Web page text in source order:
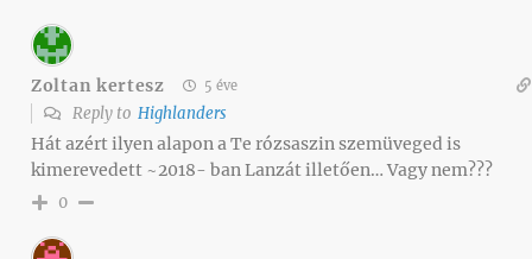
Zoltan kertesz 5 éve
Reply to Highlanders
Hát azért ilyen alapon a Te rózsaszin szemüveged is
kimerevedett ~2018- ban Lanzát illetően… Vagy nem???
0